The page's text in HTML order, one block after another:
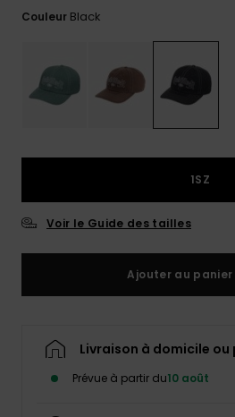
les plus
fréquentes
contact.
Consulter
la FAQ
Couleur Black
1SZ
Voir le Guide des tailles
Ajouter au panier
Livraison à domicile
Prévue à partir du10 août